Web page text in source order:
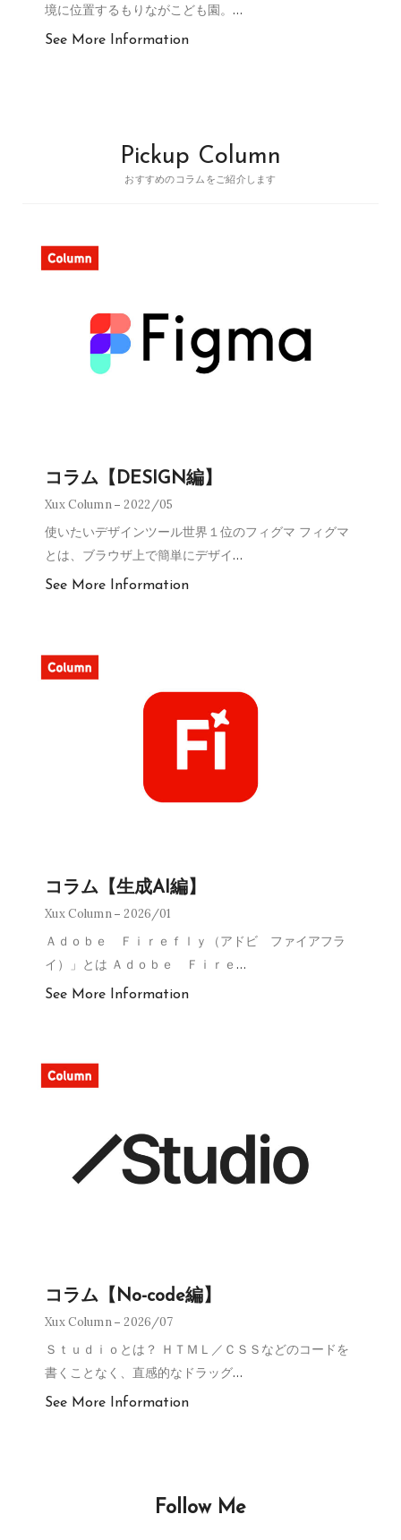
境に位置するもりながこども園。 …
See More Information
Pickup Column
おすすめのコラムをご紹介します
コラム【DESIGN編】
Xux Column 2022/05
使いたいデザインツール世界１位のフィグマ フィグマ
とは、ブラウザ上で簡単にデザイ…
See More Information
コラム【生成AI編】
Xux Column 2026/01
Ａｄｏｂｅ Ｆｉｒｅｆｌｙ（アドビ ファイアフラ
イ）」とは Ａｄｏｂｅ Ｆｉｒｅ …
See More Information
コラム【No-code編】
Xux Column 2026/07
Ｓｔｕｄｉｏとは？ ＨＴＭＬ／ＣＳＳなどのコードを
書くことなく、直感的なドラッグ…
See More Information
Follow Me